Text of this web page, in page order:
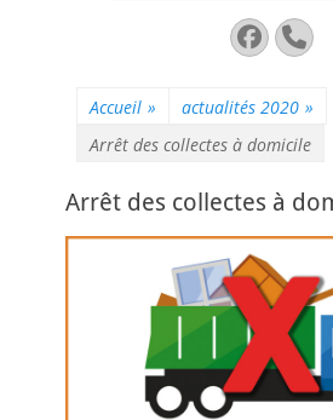
Tél
Accueil » actualités 2020 »
Arrêt des collectes à domicile
Arrêt des collectes à